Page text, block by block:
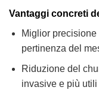
Vantaggi concreti
Miglior
pertinenza del
Riduzione del
invasive e più utili